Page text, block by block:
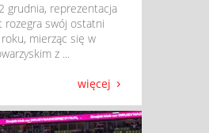
grudnia, reprezentacja
rozegra swój ostatni
mierząc się w
z ...
więcej